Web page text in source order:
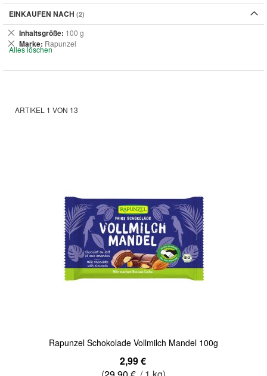
ARTIKEL 1 VON 13
Rapunzel Schokolade Vollmilch Mandel 100g
2,99 €
EINKAUFEN NACH
Inhaltsgröße 100 g
Dies
entfernen
Marke Rapunzel
Dies
entfernen
Alles löschen